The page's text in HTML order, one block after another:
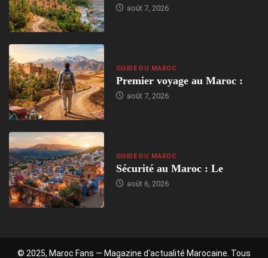
août 7, 2026
GUIDE DU MAROC
Premier voyage au Maroc :
août 7, 2026
GUIDE DU MAROC
Sécurité au Maroc : Le
août 6, 2026
© 2025, Maroc Fans — Magazine d'actualité Marocaine. Tous